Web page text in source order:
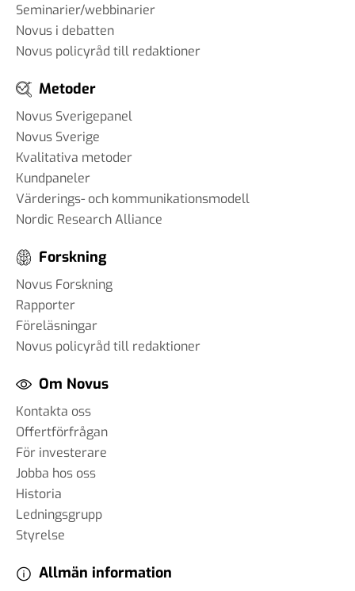
Seminarier/webbinarier
Novus i debatten
Novus policyråd till redaktioner
Metoder
Novus Sverigepanel
Novus Sverige
Kvalitativa metoder
Kundpaneler
Värderings- och kommunikationsmodell
Nordic Research Alliance
Forskning
Novus Forskning
Rapporter
Föreläsningar
Novus policyråd till redaktioner
Om Novus
Kontakta oss
Offertförfrågan
För investerare
Jobba hos oss
Historia
Ledningsgrupp
Styrelse
Allmän information